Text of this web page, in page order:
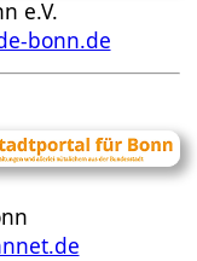
e.V.
bonn.de